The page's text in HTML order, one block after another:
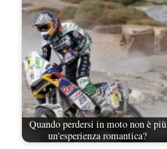
Quando perdersi in moto non è più
un'esperienza romantica?